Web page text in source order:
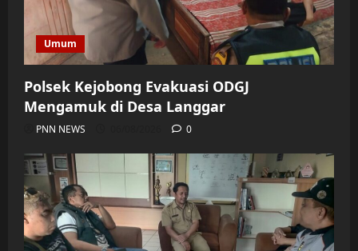
Umum
Polsek Kejobong Evakuasi ODGJ
Mengamuk di Desa Langgar
PNN NEWS 0